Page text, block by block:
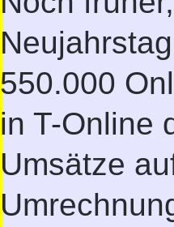
550.000
in T-Online
Umsätze